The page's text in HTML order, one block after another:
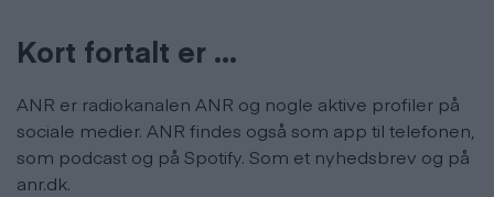
Kort fortalt er ...
ANR er radiokanalen ANR og nogle aktive profiler på
sociale medier. ANR findes også som app til telefonen,
som podcast og på Spotify. Som et nyhedsbrev og på
anr.dk.